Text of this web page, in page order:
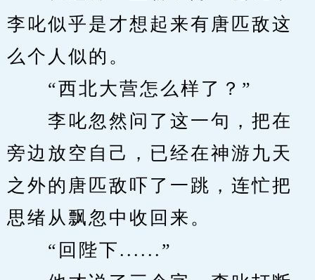
李叱似乎是才想起来有唐匹敌这
么个人似的。
“西北大营怎么样了？”
李叱忽然问了这一句，把在
旁边放空自己，已经在神游九天
之外的唐匹敌吓了一跳，连忙把
思绪从飘忽中收回来。
“回陛下......”